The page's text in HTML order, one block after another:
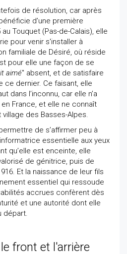
de résolution, car après
d’une première
Touquet (Pas-de-Calais), elle
pour venir s'installer à
familiale de Désiré, où réside
pour elle une façon de se
aimé" absent, et de satisfaire
ce dernier. Ce faisant, elle
dans l’inconnu, car elle n’a
en France, et elle ne connaît
des Basses-Alpes.
de s’affirmer peu à
essentielle aux yeux
qu’elle est enceinte, elle
de génitrice, puis de
Et la naissance de leur fils
essentiel qui ressoude
accrues confèrent dès
et une autorité dont elle
départ.
front et l'arrière